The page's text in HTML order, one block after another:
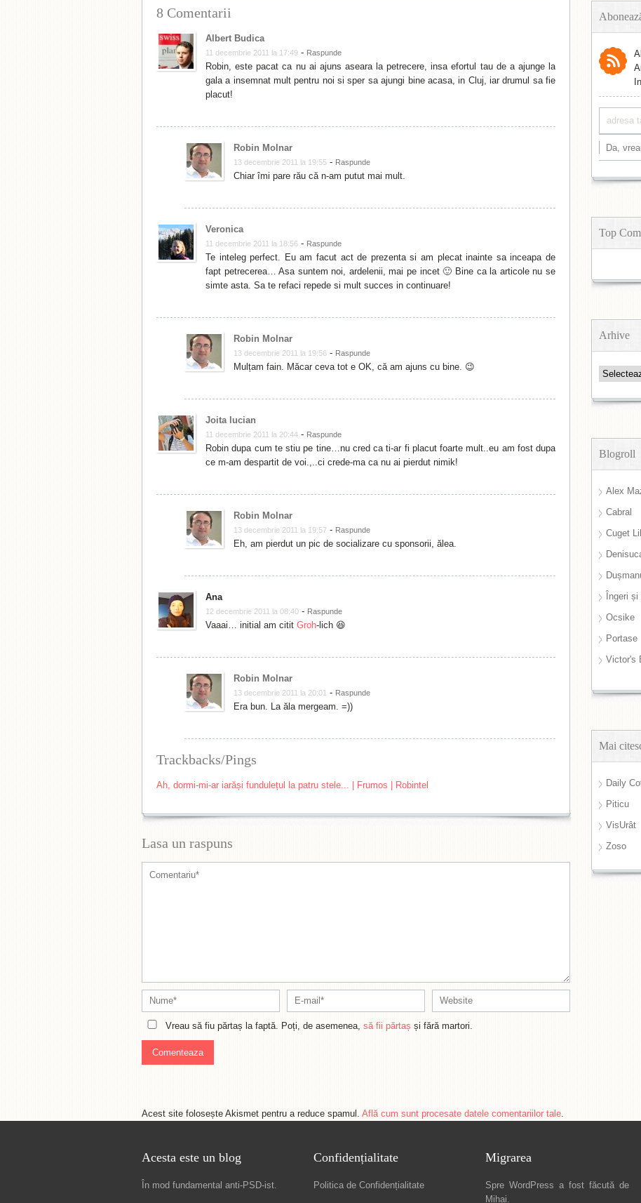
8 Comentarii
Albert Budica
11 decembrie 2011 la 17:49 - Raspunde
Robin, este pacat ca nu ai ajuns aseara la petrecere, insa efortul tau de a ajunge la
gala a insemnat mult pentru noi si sper sa ajungi bine acasa, in Cluj, iar drumul sa fie
placut!
Robin Molnar
13 decembrie 2011 la 19:55 - Raspunde
Chiar îmi pare rău că n-am putut mai mult.
Veronica
11 decembrie 2011 la 18:56 - Raspunde
Te inteleg perfect. Eu am facut act de prezenta si am plecat inainte sa inceapa de
fapt petrecerea… Asa suntem noi, ardelenii, mai pe incet 🙂 Bine ca la articole nu se
simte asta. Sa te refaci repede si mult succes in continuare!
Robin Molnar
13 decembrie 2011 la 19:56 - Raspunde
Mulțam fain. Măcar ceva tot e OK, că am ajuns cu bine. 😉
Joita lucian
11 decembrie 2011 la 20:44 - Raspunde
Robin dupa cum te stiu pe tine…nu cred ca ti-ar fi placut foarte mult..eu am fost dupa
ce m-am despartit de voi.,..ci crede-ma ca nu ai pierdut nimik!
Robin Molnar
13 decembrie 2011 la 19:57 - Raspunde
Eh, am pierdut un pic de socializare cu sponsorii, ălea.
Ana
12 decembrie 2011 la 08:40 - Raspunde
Vaaai… initial am citit Groh-lich 😆
Robin Molnar
13 decembrie 2011 la 20:01 - Raspunde
Era bun. La ăla mergeam. =))
Trackbacks/Pings
Ah, dormi-mi-ar iarăși fundulețul la patru stele... | Frumos | Robintel
Lasa un raspuns
Vreau să fiu părtaș la faptă. Poți, de asemenea, să fii părtaș și fără martori.
Acest site folosește Akismet pentru a reduce spamul. Află cum sunt procesate datele comentariilor tale.
Top
Arhive
Arhive
Blogroll
Alex
Cabral
Cuget
Îngeri
Ocsike
Portase
Victor's
Mai
Daily
Piticu
VisUrât
Zoso
Acesta este un blog
În mod fundamental anti-PSD-ist.
Confidențialitate
Politica de Confidențialitate
Migrarea
Spre WordPress a fost făcută de
Mihai.